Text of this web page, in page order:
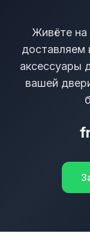
Живёте
доставляем
аксессуары
вашей